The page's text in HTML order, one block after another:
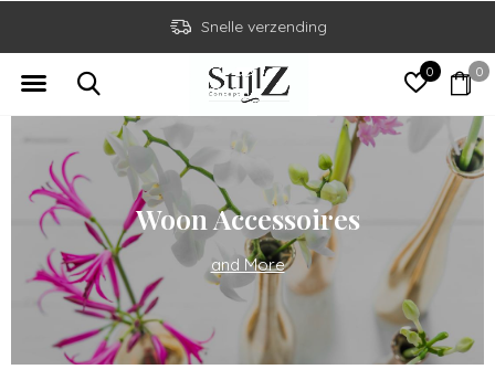
0 0
Snelle verzending
Woon Accessoires
and More